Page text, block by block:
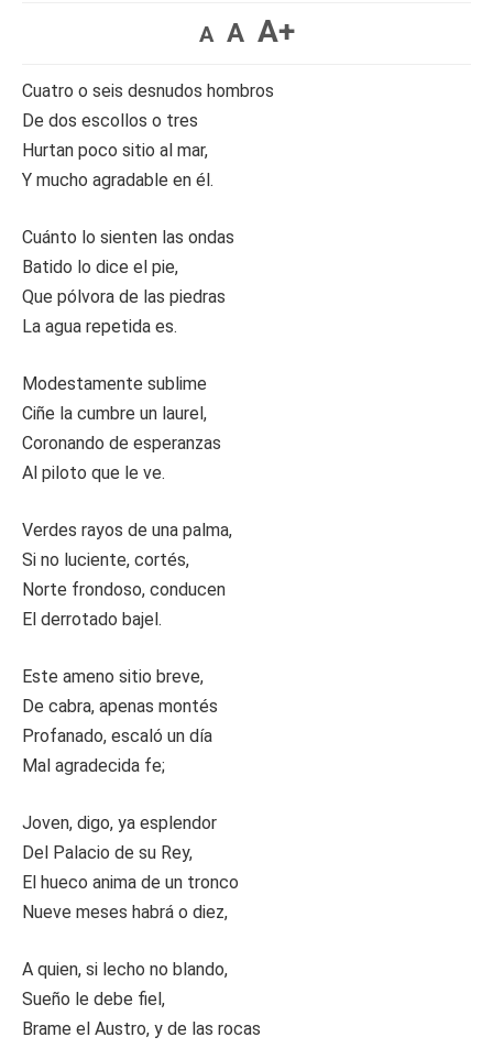
A A A+
Cuatro o seis desnudos hombros
De dos escollos o tres
Hurtan poco sitio al mar,
Y mucho agradable en él.
Cuánto lo sienten las ondas
Batido lo dice el pie,
Que pólvora de las piedras
La agua repetida es.
Modestamente sublime
Ciñe la cumbre un laurel,
Coronando de esperanzas
Al piloto que le ve.
Verdes rayos de una palma,
Si no luciente, cortés,
Norte frondoso, conducen
El derrotado bajel.
Este ameno sitio breve,
De cabra, apenas montés
Profanado, escaló un día
Mal agradecida fe;
Joven, digo, ya esplendor
Del Palacio de su Rey,
El hueco anima de un tronco
Nueve meses habrá o diez,
A quien, si lecho no blando,
Sueño le debe fiel,
Brame el Austro, y de las rocas